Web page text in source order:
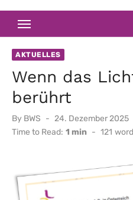
AKTUELLES
Wenn das
berührt
By BWS
Posted
on
24. Dezember 2025
Time to Read: 1 min - 121